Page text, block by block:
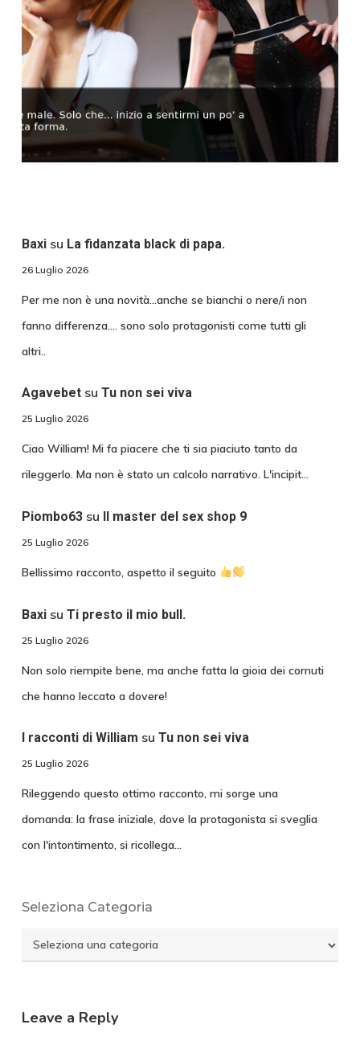
Baxisu La fidanzata black di papa.
26 Luglio 2026
Per me non è una novità...anche se bianchi o nere/i non
fanno differenza.... sono solo protagonisti come tutti gli
altri..
Agavebetsu Tu non sei viva
25 Luglio 2026
Ciao William! Mi fa piacere che ti sia piaciuto tanto da
rileggerlo. Ma non è stato un calcolo narrativo. L'incipit…
Piombo63su Il master del sex shop 9
25 Luglio 2026
Bellissimo racconto, aspetto il seguito
Baxisu Ti presto il mio bull.
25 Luglio 2026
Non solo riempite bene, ma anche fatta la gioia dei cornuti
che hanno leccato a dovere!
I racconti di William su Tu non sei viva
25 Luglio 2026
Rileggendo questo ottimo racconto, mi sorge una
domanda: la frase iniziale, dove la protagonista si sveglia
con l'intontimento, si ricollega…
Seleziona Categoria
Seleziona
Categoria
Leave a Reply